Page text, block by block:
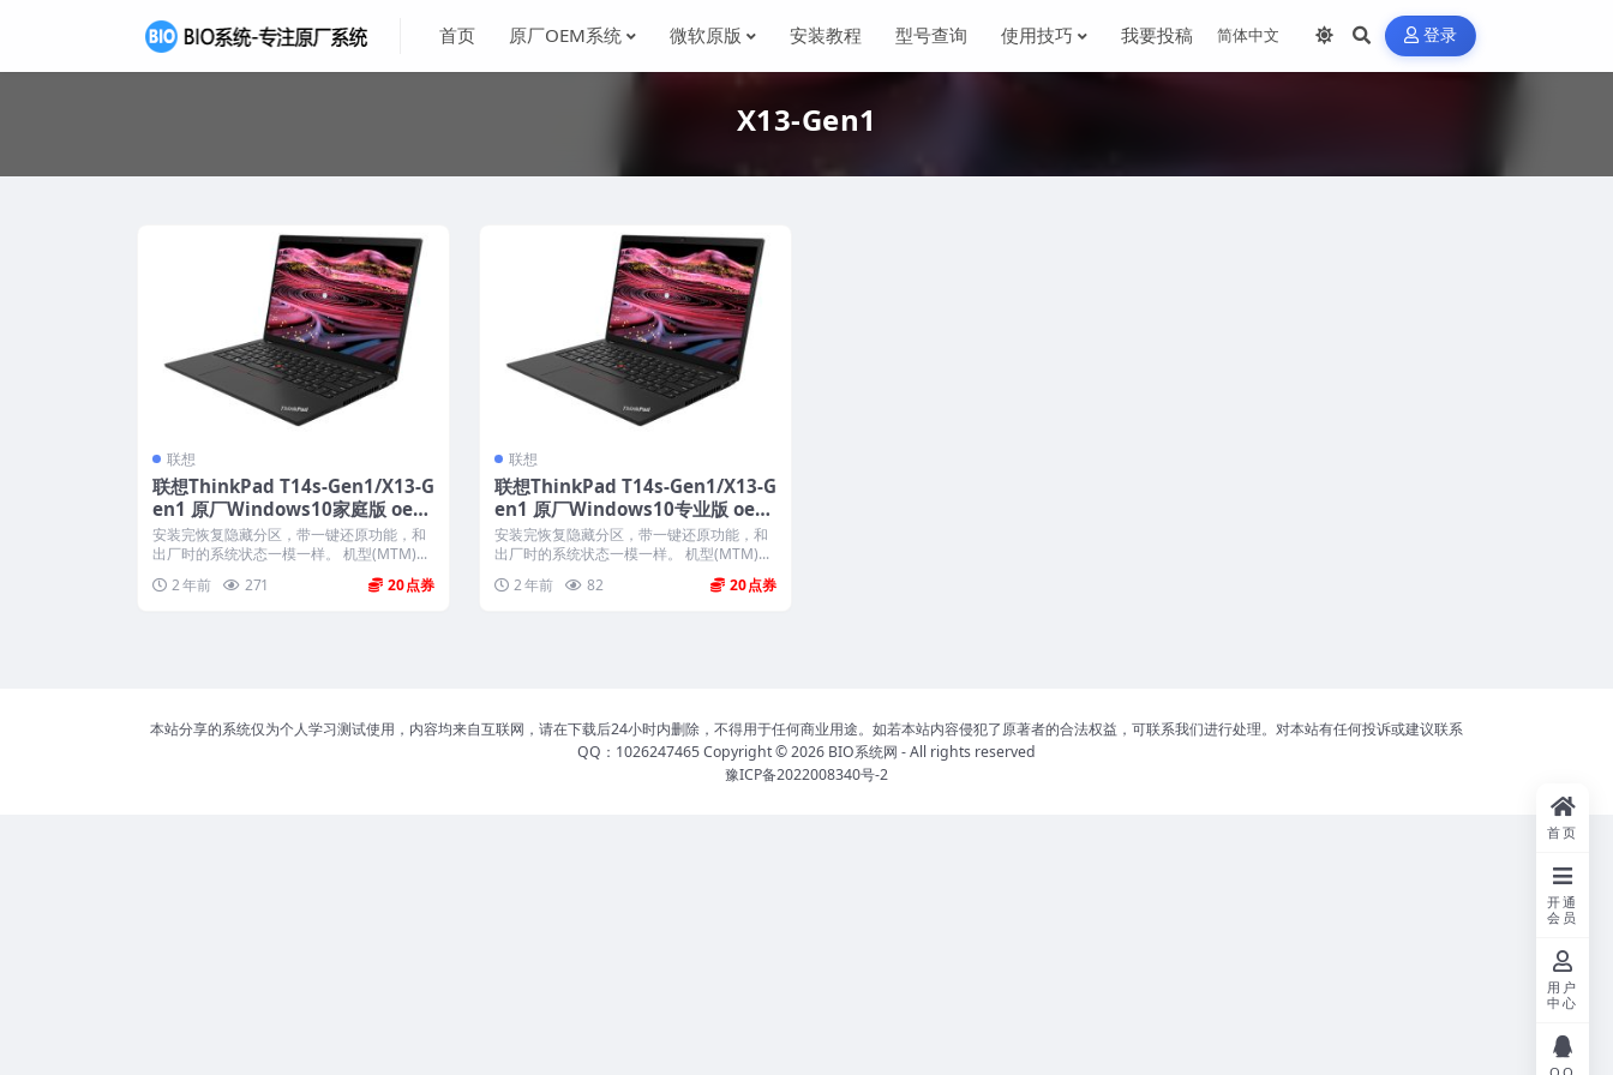
首页 原厂OEM系统 微软原版 安装教程 型号查询 使用技巧 我要投稿 登录
X13-Gen1
联想
联想ThinkPad T14s-Gen1/X13-G
en1 原厂Windows10家庭版 oem
系统镜像下载
安装完恢复隐藏分区，带一键还原功能，和
出厂时的系统状态一模一样。 机型(MTM)...
2 年前
271 20
联想
联想ThinkPad T14s-Gen1/X13-G
en1 原厂Windows10专业版 oem
系统镜像下载
安装完恢复隐藏分区，带一键还原功能，和
出厂时的系统状态一模一样。 机型(MTM)...
2 年前
82 20
本站分享的系统仅为个人学习测试使用，内容均来自互联网，请在下载后24小时内删除，不得用于任何商业用途。如若本站内容侵犯了原著者的合法权益，可联系我们进行处理。对本站有任何投诉或建议联系
QQ：1026247465 Copyright © 2026 BIO系统网 - All rights reserved
豫ICP备2022008340号-2
首页
开通
会员
用户
中心